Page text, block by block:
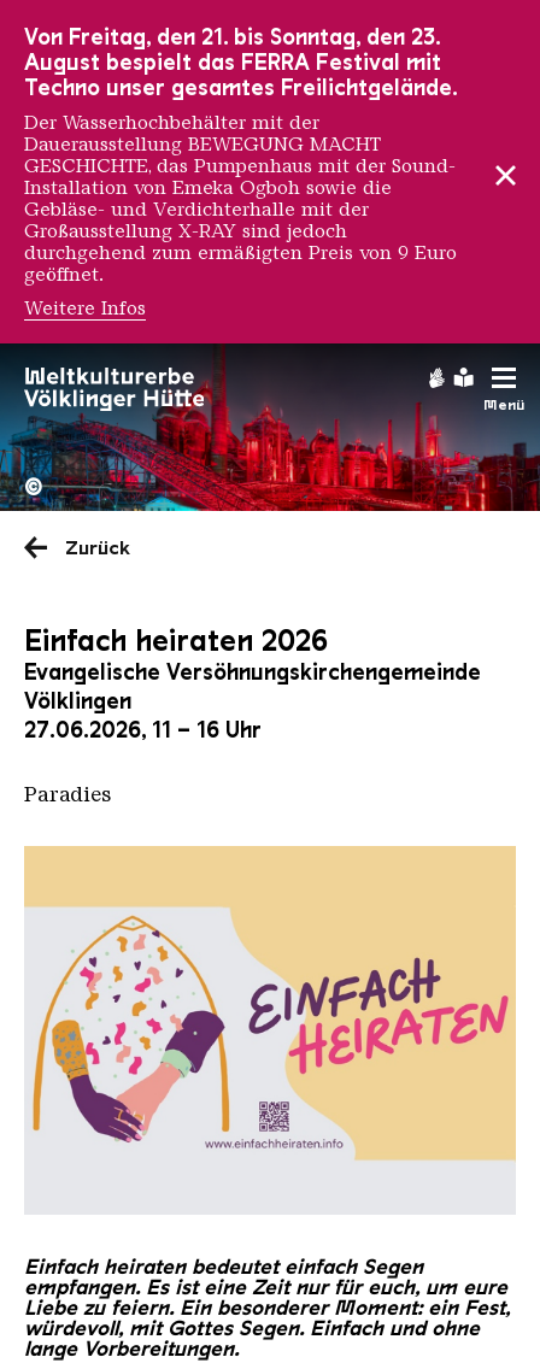
Menü
Hochofengruppe in Rot
Copyright:
©
Zurück
Einfach heiraten 2026
Evangelische Versöhnungskirchengemeinde
Völklingen
27.06.2026, 11 – 16 Uhr
Paradies
Einfachheiraten web
Einfach heiraten bedeutet einfach Segen
empfangen. Es ist eine Zeit nur für euch, um eure
Liebe zu feiern. Ein besonderer Moment: ein Fest,
würdevoll, mit Gottes Segen. Einfach und ohne
lange Vorbereitungen.
Von Freitag, den 21. bis Sonntag, den 23.
August bespielt das FERRA Festival mit
Techno unser gesamtes Freilichtgelände.
Der Wasserhochbehälter mit der
Dauerausstellung BEWEGUNG MACHT
GESCHICHTE, das Pumpenhaus mit der Sound-
Installation von Emeka Ogboh sowie die
Gebläse- und Verdichterhalle mit der
Großausstellung X-RAY sind jedoch
durchgehend zum ermäßigten Preis von 9 Euro
geöffnet.
Weitere Infos